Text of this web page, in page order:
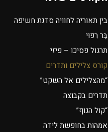
בין תאוריה לחוויה סדנת חשיפה
בַּר רִפוּי
תרגול פסיכו – פיזי
קורס צלילים ותדרים
“מהצלילים אל השקט”
תדרים בקבוצה
“קול הגוף”
אמהות בחופשת לידה